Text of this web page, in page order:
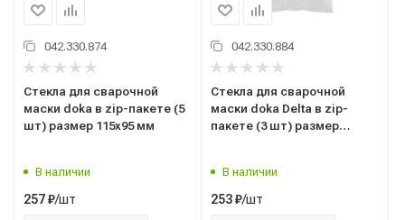
042.330.874
Стекла для сварочной
маски doka в zip-пакете (5
шт) размер 115х95 мм
В наличии
257₽/шт
042.330.884
Стекла для сварочной
маски doka Delta в zip-
пакете (3 шт) размер
В наличии
253₽/шт